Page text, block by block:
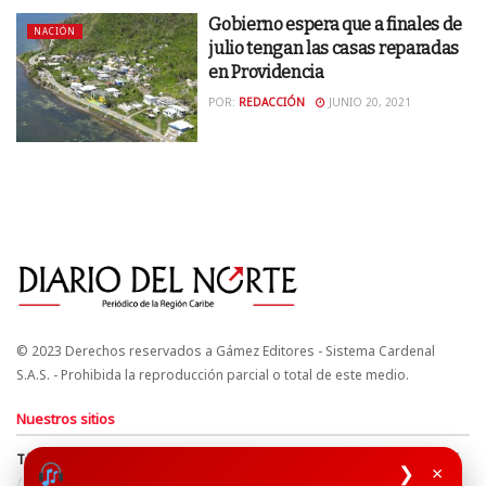
❯ ×
NACIÓN
Gobierno espera que a finales de
julio tengan las casas reparadas
en Providencia
POR: REDACCIÓN JUNIO 20, 2021
© 2023 Derechos reservados a Gámez Editores - Sistema Cardenal
S.A.S. - Prohibida la reproducción parcial o total de este medio.
Nuestros sitios
Términos y Condiciones
Derechos de Autor y Propiedad Intelectual